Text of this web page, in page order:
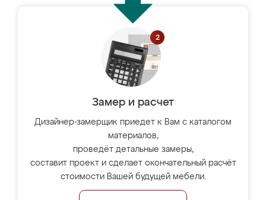
Замер и расчет
Дизайнер-замерщик приедет к Вам с каталогом
материалов,
проведёт детальные замеры,
составит проект и сделает окончательный расчёт
стоимости Вашей будущей мебели.